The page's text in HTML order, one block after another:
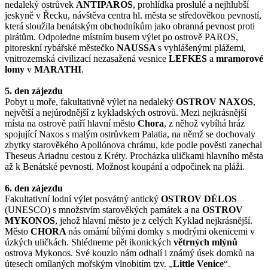
nedaleký ostrůvek ANTIPAROS, prohlídka proslulé a nejhlubší
jeskyně v Řecku, návštěva centra hl. města se středověkou pevností,
která sloužila benátským obchodníkům jako obranná pevnost proti
pirátům. Odpoledne místním busem výlet po ostrově PAROS,
pitoreskní rybářské městečko NAUSSA s vyhlášenými plážemi,
vnitrozemská civilizací nezasažená vesnice LEFKES a mramorové
lomy v MARATHI.
5. den zájezdu
Pobyt u moře, fakultativně výlet na nedaleký OSTROV NAXOS,
největší a nejúrodnější z kykladských ostrovů. Mezi nejkrásnější
místa na ostrově patří hlavní město Chora, z něhož vybíhá hráz
spojující Naxos s malým ostrůvkem Palatia, na němž se dochovaly
zbytky starověkého Apollónova chrámu, kde podle pověsti zanechal
Theseus Ariadnu cestou z Kréty. Procházka uličkami hlavního města
až k Benátské pevnosti. Možnost koupání a odpočinek na pláži.
6. den zájezdu
Fakultativní lodní výlet posvátný antický OSTROV DÉLOS
(UNESCO) s množstvím starověkých památek a na OSTROV
MYKONOS, jehož hlavní město je z celých Kyklad nejkrásnější.
Město CHORA nás omámí bílými domky s modrými okenicemi v
úzkých uličkách. Shlédneme pět ikonických větrných mlýnů
ostrova Mykonos. Své kouzlo nám odhalí i známý úsek domků na
útesech omílaných mořským vlnobitím tzv. „Little Venice“.